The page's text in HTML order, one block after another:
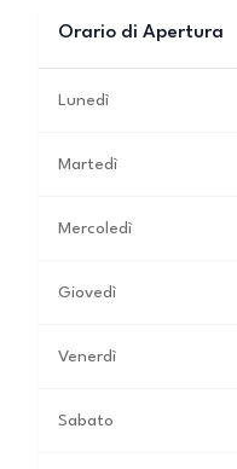
Orario di Apertura
Lunedì
Martedì
Mercoledì
Giovedì
Venerdì
Sabato